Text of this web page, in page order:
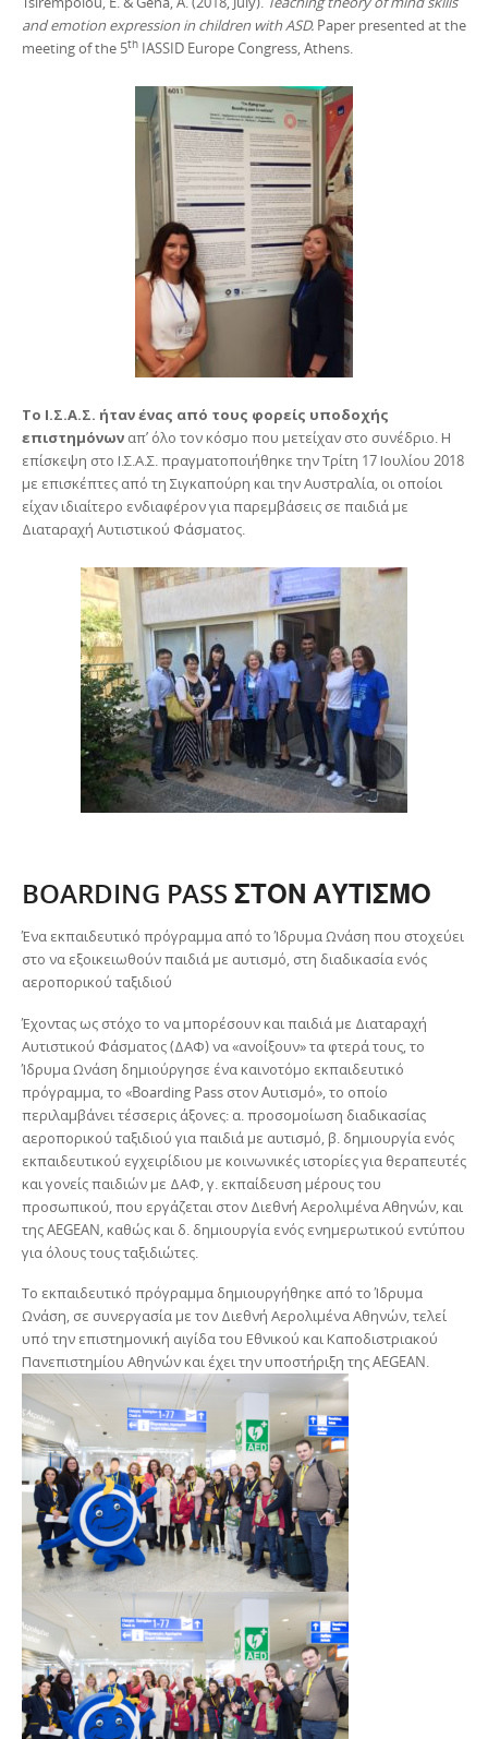
and emotion expression in children with ASD. Paper presented at the
meeting of the 5th IASSID Europe Congress, Athens.
Το Ι.Σ.Α.Σ. ήταν ένας από τους φορείς υποδοχής
επιστημόνων απ’ όλο τον κόσμο που μετείχαν στο συνέδριο. Η
επίσκεψη στο Ι.Σ.Α.Σ. πραγματοποιήθηκε την Τρίτη 17 Ιουλίου 2018
με επισκέπτες από τη Σιγκαπούρη και την Αυστραλία, οι οποίοι
είχαν ιδιαίτερο ενδιαφέρον για παρεμβάσεις σε παιδιά με
Διαταραχή Αυτιστικού Φάσματος.
BOARDING PASS ΣΤΟΝ ΑΥΤΙΣΜΟ
Ένα εκπαιδευτικό πρόγραμμα από το Ίδρυμα Ωνάση που στοχεύει
στο να εξοικειωθούν παιδιά με αυτισμό, στη διαδικασία ενός
αεροπορικού ταξιδιού
Έχοντας ως στόχο το να μπορέσουν και παιδιά με Διαταραχή
Αυτιστικού Φάσματος (ΔΑΦ) να «ανοίξουν» τα φτερά τους, το
Ίδρυμα Ωνάση δημιούργησε ένα καινοτόμο εκπαιδευτικό
πρόγραμμα, το «Boarding Pass στον Aυτισμό», το οποίο
περιλαμβάνει τέσσερις άξονες: α. προσομοίωση διαδικασίας
αεροπορικού ταξιδιού για παιδιά με αυτισμό, β. δημιουργία ενός
εκπαιδευτικού εγχειρίδιου με κοινωνικές ιστορίες για θεραπευτές
και γονείς παιδιών με ΔΑΦ, γ. εκπαίδευση μέρους του
προσωπικού, που εργάζεται στον Διεθνή Αερολιμένα Αθηνών, και
της AEGEAN, καθώς και δ. δημιουργία ενός ενημερωτικού εντύπου
για όλους τους ταξιδιώτες.
Το εκπαιδευτικό πρόγραμμα δημιουργήθηκε από το Ίδρυμα
Ωνάση, σε συνεργασία με τον Διεθνή Αερολιμένα Αθηνών, τελεί
υπό την επιστημονική αιγίδα του Εθνικού και Καποδιστριακού
Πανεπιστημίου Αθηνών και έχει την υποστήριξη της AEGEAN.